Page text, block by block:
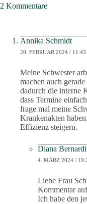
2 Kommentare
Annika Schmidt
20. FEBRUAR 2024 / 11:43
Meine Schwester
machen auch
dadurch die interne
dass Termine
frage mal meine
Krankenakten
Effizienz steigern.
Diana Bernardi
4. MÄRZ 2024 /
Liebe Frau
Kommentar
Ich habe den